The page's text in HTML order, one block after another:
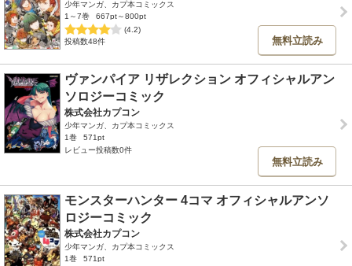
少年マンガ、カプ本コミックス
1～7巻
667pt～800pt
(4.2)
投稿数48件
無料立読み
ヴァンパイア リザレクション オフィシャルアン
ソロジーコミック
株式会社カプコン
少年マンガ、カプ本コミックス
1巻
571pt
レビュー投稿数0件
無料立読み
モンスターハンター 4コマ オフィシャルアンソ
ロジーコミック
株式会社カプコン
少年マンガ、カプ本コミックス
1巻
571pt